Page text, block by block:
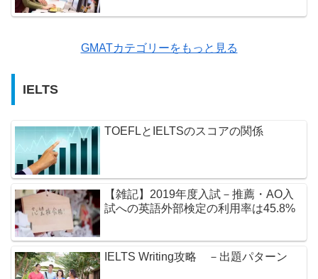
GMATカテゴリーをもっと見る
IELTS
TOEFLとIELTSのスコアの関係
【雑記】2019年度入試－推薦・AO入
試への英語外部検定の利用率は45.8%
IELTS Writing攻略 －出題パターン